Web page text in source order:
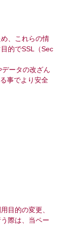
、これらの情
的でSSL（Sec
ータの改ざん
事でより安全
目的の変更、
際は、当ペー